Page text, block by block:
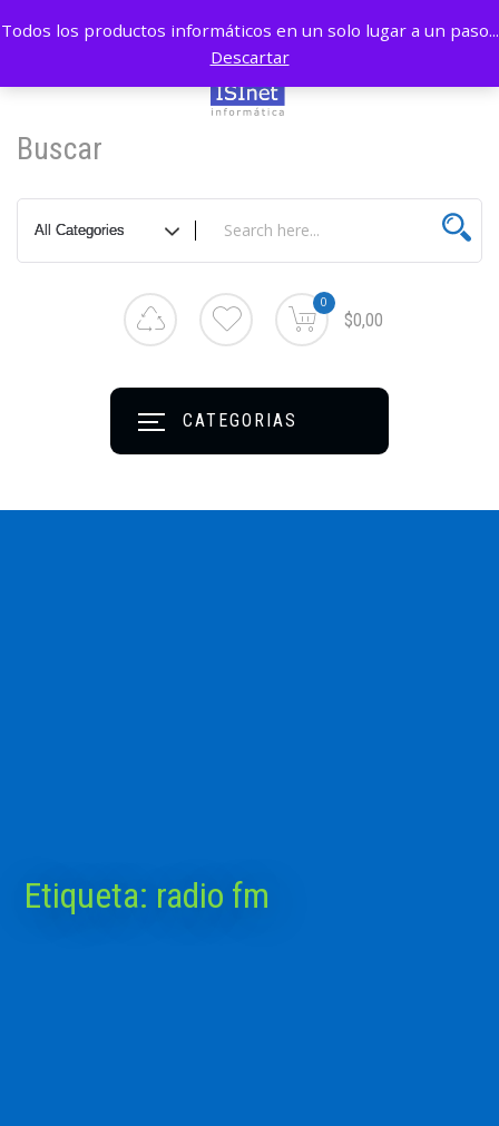
Buscar
0
$0,00
CATEGORIAS
Etiqueta: radio fm
Todos los productos informáticos en un solo lugar a un paso...
Descartar